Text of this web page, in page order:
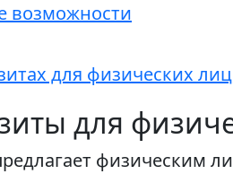
возможности
для физических
для
физическим